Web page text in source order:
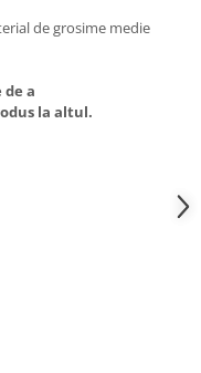
de grosime medie
a
la altul.